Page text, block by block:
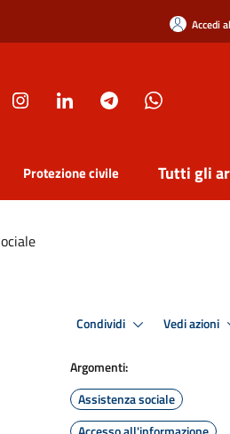
Accedi
Protezione civile Tutti gli
Condividi Vedi azioni
Argomenti:
Assistenza sociale